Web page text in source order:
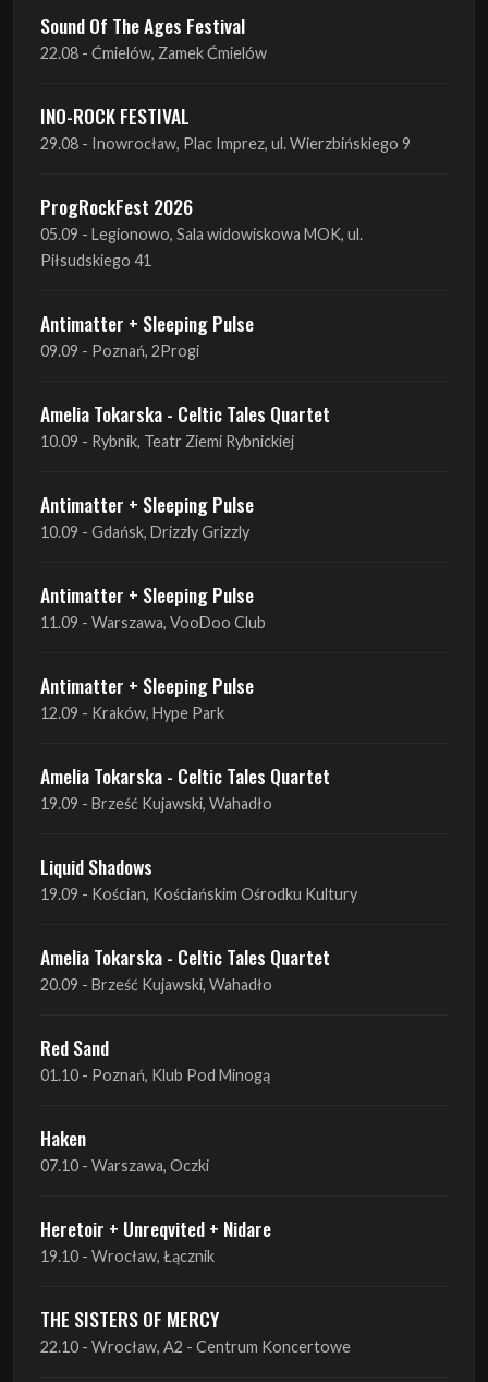
INO-ROCK FESTIVAL
29.08 - Inowrocław, Plac Imprez, ul. Wierzbińskiego 9
ProgRockFest 2026
Antimatter + Sleeping Pulse
09.09 - Poznań, 2Progi
Amelia Tokarska - Celtic Tales Quartet
10.09 - Rybnik, Teatr Ziemi Rybnickiej
Antimatter + Sleeping Pulse
Antimatter + Sleeping Pulse
11.09 - Warszawa, VooDoo Club
Antimatter + Sleeping Pulse
12.09 - Kraków, Hype Park
Amelia Tokarska - Celtic Tales Quartet
19.09 - Brześć Kujawski, Wahadło
Liquid Shadows
19.09 - Kościan, Kościańskim Ośrodku Kultury
Amelia Tokarska - Celtic Tales Quartet
20.09 - Brześć Kujawski, Wahadło
Red Sand
Haken
Heretoir + Unreqvited + Nidare
THE SISTERS OF MERCY
22.10 - Wrocław, A2 - Centrum Koncertowe
THE SISTERS OF MERCY